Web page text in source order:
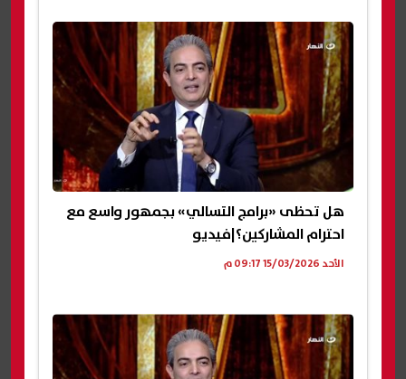
هل تحظى «برامج التسالي» بجمهور واسع مع
احترام المشاركين؟|فيديو
الأحد 15/03/2026 09:17 م